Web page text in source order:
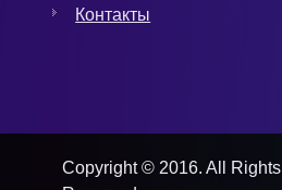
Контакты
Copyright © 2016. All Rights